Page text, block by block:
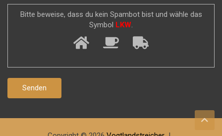
Bitte beweise, dass du kein Spambot bist und wähle das
Symbol
LKW.